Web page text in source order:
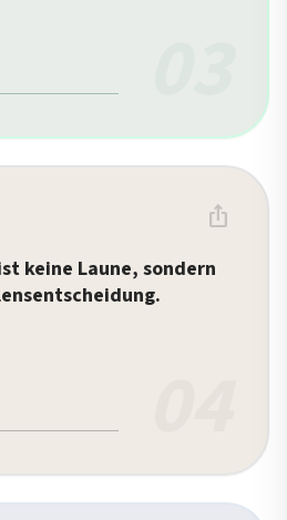
ios_share
keine Laune, sondern